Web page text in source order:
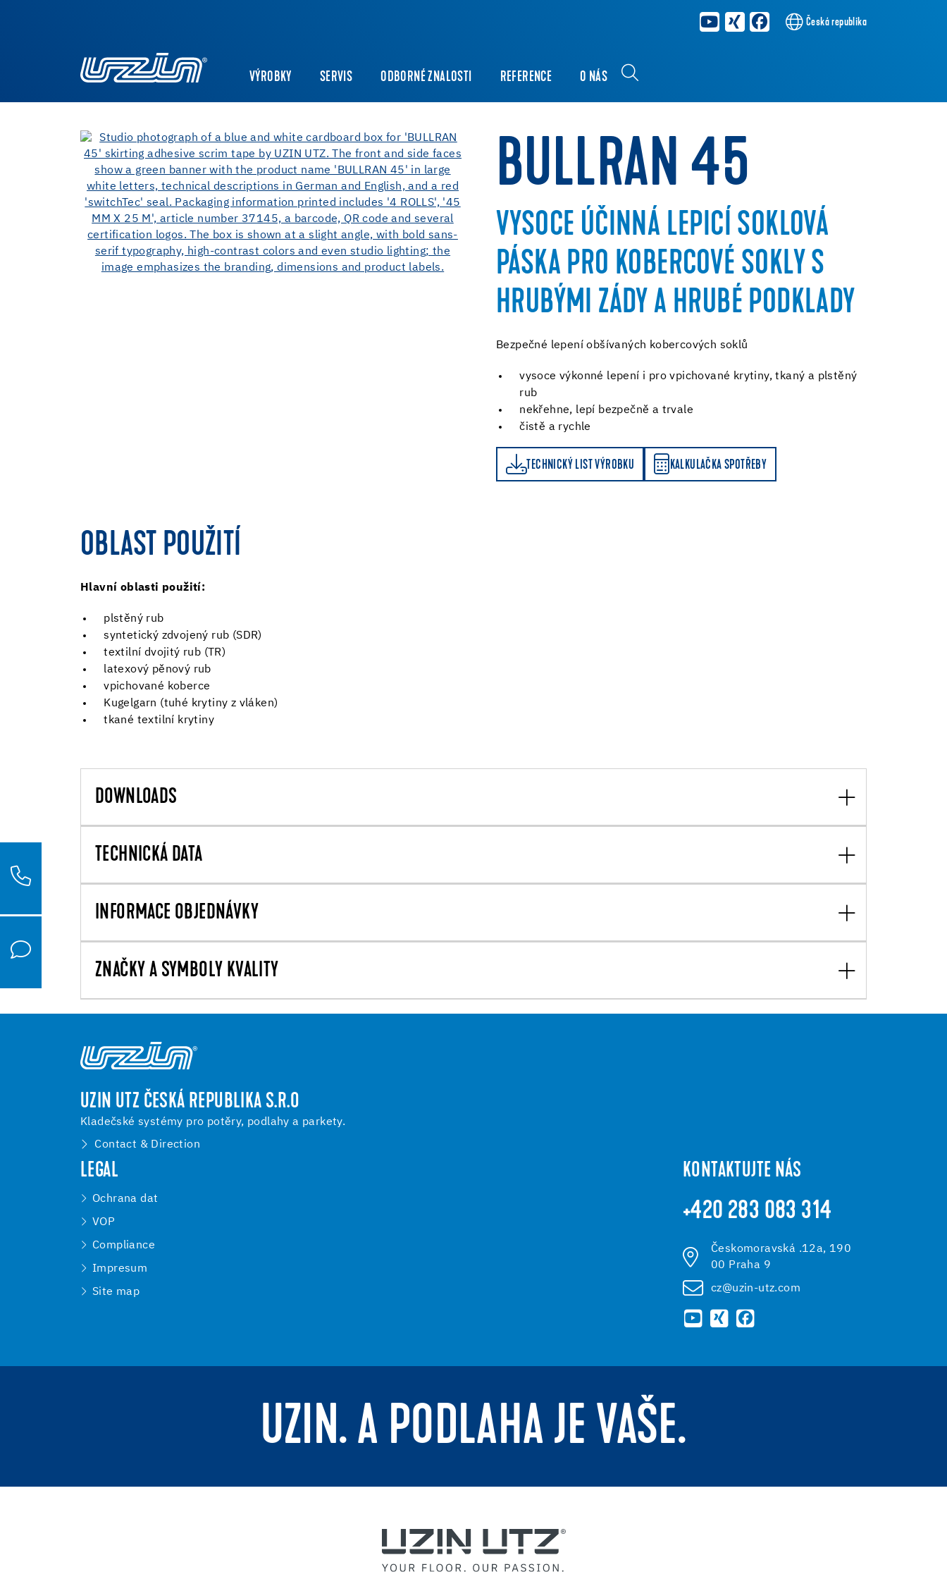
Česká republika
VÝROBKY SERVIS ODBORNÉ ZNALOSTI REFERENCE O NÁS
BULLRAN 45
VYSOCE ÚČINNÁ LEPICÍ SOKLOVÁ
PÁSKA PRO KOBERCOVÉ SOKLY S
HRUBÝMI ZÁDY A HRUBÉ PODKLADY
Bezpečné lepení obšívaných kobercových soklů
vysoce výkonné lepení i pro vpichované krytiny, tkaný a plstěný
rub
nekřehne, lepí bezpečně a trvale
čistě a rychle
TECHNICKÝ LIST VÝROBKU KALKULAČKA SPOTŘEBY
KALKULAČKA SPOTŘEBY
OBLAST POUŽITÍ
Hlavní oblasti použití:
plstěný rub
syntetický zdvojený rub (SDR)
textilní dvojitý rub (TR)
latexový pěnový rub
vpichované koberce
Kugelgarn (tuhé krytiny z vláken)
tkané textilní krytiny
DOWNLOADS
TECHNICKÁ DATA
INFORMACE OBJEDNÁVKY
ZNAČKY A SYMBOLY KVALITY
UZIN UTZ ČESKÁ REPUBLIKA S.R.O
Kladečské systémy pro potěry, podlahy a parkety.
Contact & Direction
LEGAL
Ochrana dat
VOP
Compliance
Impresum
Site map
KONTAKTUJTE NÁS
+420 283 083 314
Českomoravská .12a, 190
00 Praha 9
cz@uzin-utz.com
UZIN. A PODLAHA JE VAŠE.